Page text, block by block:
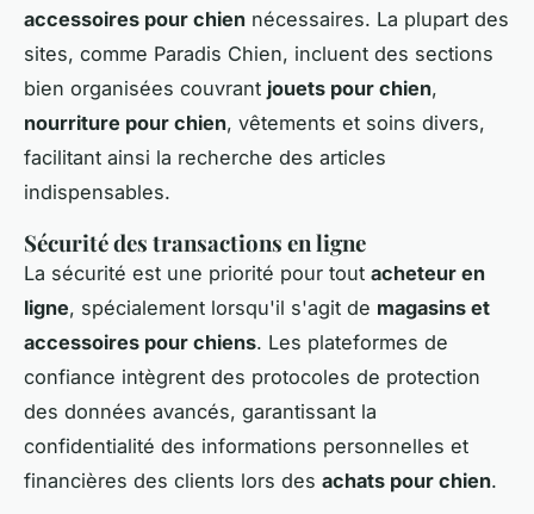
accessoires pour chien nécessaires. La plupart des
sites, comme Paradis Chien, incluent des sections
bien organisées couvrant jouets pour chien,
nourriture pour chien, vêtements et soins divers,
facilitant ainsi la recherche des articles
indispensables.
Sécurité des transactions en ligne
La sécurité est une priorité pour tout acheteur en
ligne, spécialement lorsqu'il s'agit de magasins et
accessoires pour chiens. Les plateformes de
confiance intègrent des protocoles de protection
des données avancés, garantissant la
confidentialité des informations personnelles et
financières des clients lors des achats pour chien.